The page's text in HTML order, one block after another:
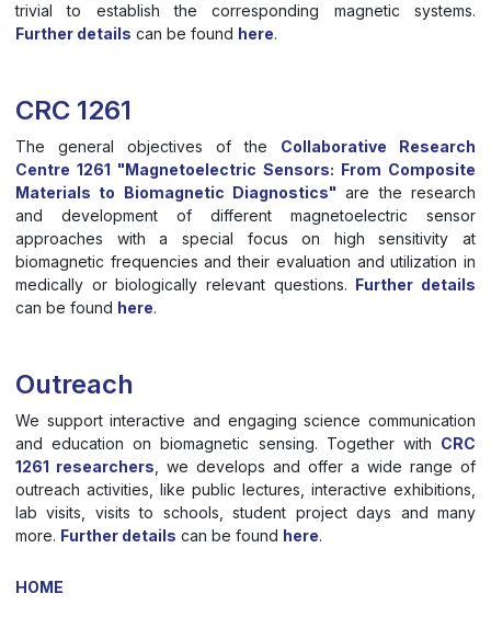
trivial to establish the corresponding magnetic systems.
Further details can be found here.
CRC 1261
The general objectives of the Collaborative Research
Centre 1261 "Magnetoelectric Sensors: From Composite
Materials to Biomagnetic Diagnostics" are the research
and develop­ment of different magnetoelectric sensor
approaches with a special focus on high sensitivity at
biomagnetic frequencies and their evaluation and utilization in
medically or biologically relevant questions. Further details
can be found here.
Outreach
We support interactive and engaging science communication
and education on biomagnetic sensing. Together with CRC
1261 researchers , we develops and offer a wide range of
outreach activities, like public lectures, interactive exhibitions,
lab visits, visits to schools, student project days and many
more. Further details can be found here.
HOME